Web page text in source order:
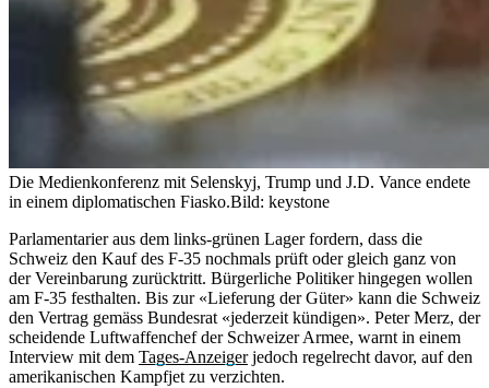
Die Medienkonferenz mit Selenskyj, Trump und J.D. Vance endete
in einem diplomatischen Fiasko.Bild: keystone
Parlamentarier aus dem links-grünen Lager fordern, dass die
Schweiz den Kauf des F-35 nochmals prüft oder gleich ganz von
der Vereinbarung zurücktritt. Bürgerliche Politiker hingegen wollen
am F-35 festhalten. Bis zur «Lieferung der Güter» kann die Schweiz
den Vertrag gemäss Bundesrat «jederzeit kündigen». Peter Merz, der
scheidende Luftwaffenchef der Schweizer Armee, warnt in einem
Interview mit dem Tages-Anzeigerjedoch regelrecht davor, auf den
amerikanischen Kampfjet zu verzichten.